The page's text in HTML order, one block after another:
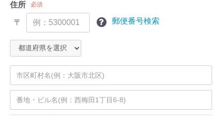
住所 必須
〒 郵便番号検索